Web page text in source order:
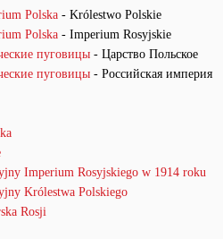
Polska - Królestwo Polskie
Polska - Imperium Rosyjskie
пуговицы - Царство Польское
пуговицы - Российская империя
Imperium Rosyjskiego w 1914 roku
Królestwa Polskiego
Rosji